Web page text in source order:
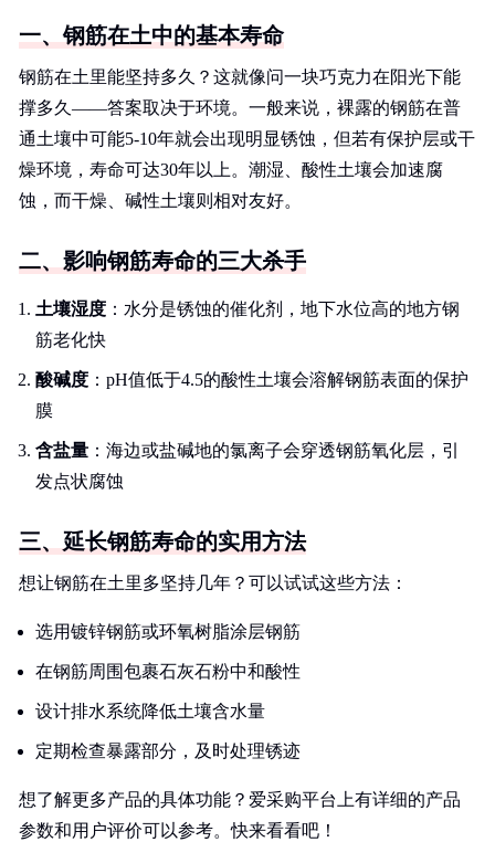
一、钢筋在土中的基本寿命
钢筋在土里能坚持多久？这就像问一块巧克力在阳光下能
撑多久——答案取决于环境。一般来说，裸露的钢筋在普
通土壤中可能5-10年就会出现明显锈蚀，但若有保护层或干
燥环境，寿命可达30年以上。潮湿、酸性土壤会加速腐
蚀，而干燥、碱性土壤则相对友好。
二、影响钢筋寿命的三大杀手
土壤湿度 ：水分是锈蚀的催化剂，地下水位高的地方钢
筋老化快
酸碱度 ：pH值低于4.5的酸性土壤会溶解钢筋表面的保护
膜
含盐量 ：海边或盐碱地的氯离子会穿透钢筋氧化层，引
发点状腐蚀
三、延长钢筋寿命的实用方法
想让钢筋在土里多坚持几年？可以试试这些方法：
选用镀锌钢筋或环氧树脂涂层钢筋
在钢筋周围包裹石灰石粉中和酸性
设计排水系统降低土壤含水量
定期检查暴露部分，及时处理锈迹
想了解更多产品的具体功能？爱采购平台上有详细的产品
参数和用户评价可以参考。快来看看吧！